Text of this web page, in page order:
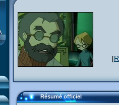
[
Résumé officiel